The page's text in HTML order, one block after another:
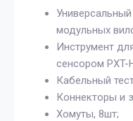
модульных
Инструмент
сенсором PXT-
Кабельный
Коннекторы и
Хомуты, 8шт;